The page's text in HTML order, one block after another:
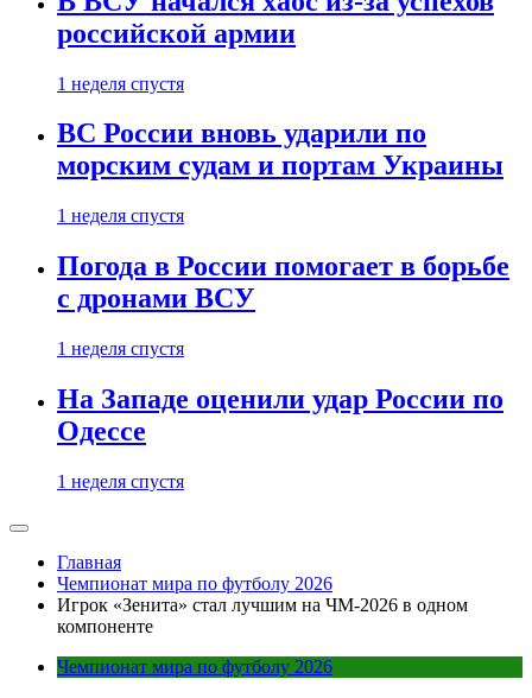
российской армии
1 неделя спустя
ВС России вновь ударили по
морским судам и портам Украины
1 неделя спустя
Погода в России помогает в борьбе
с дронами ВСУ
1 неделя спустя
На Западе оценили удар России по
Одессе
1 неделя спустя
Главная
Чемпионат мира по футболу 2026
Игрок «Зенита» стал лучшим на ЧМ-2026 в одном
компоненте
Чемпионат мира по футболу 2026